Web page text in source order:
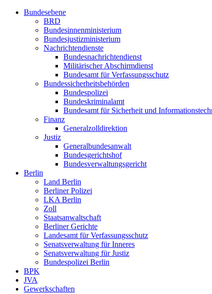
Bundesebene
BRD
Bundesinnenministerium
Bundesjustizministerium
Nachrichtendienste
Bundesnachrichtendienst
Militärischer Abschirmdienst
Bundesamt für Verfassungsschutz
Bundessicherheitsbehörden
Bundespolizei
Bundeskriminalamt
Bundesamt für Sicherheit und
Finanz
Generalzolldirektion
Justiz
Generalbundesanwalt
Bundesgerichtshof
Bundesverwaltungsgericht
Berlin
Land Berlin
Berliner Polizei
LKA Berlin
Zoll
Staatsanwaltschaft
Berliner Gerichte
Landesamt für Verfassungsschutz
Senatsverwaltung für Inneres
Senatsverwaltung für Justiz
Bundespolizei Berlin
BPK
JVA
Gewerkschaften